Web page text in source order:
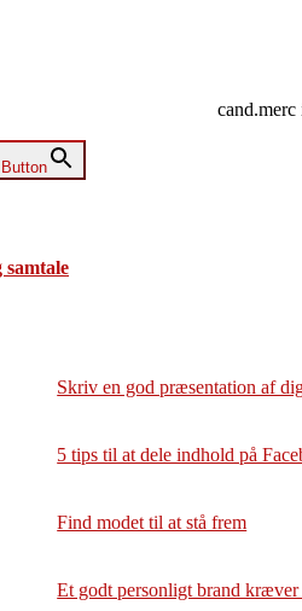
cand.merc
Skriv en god præsentation af
5 tips til at dele indhold på
Find modet til at stå frem
Et godt personligt brand